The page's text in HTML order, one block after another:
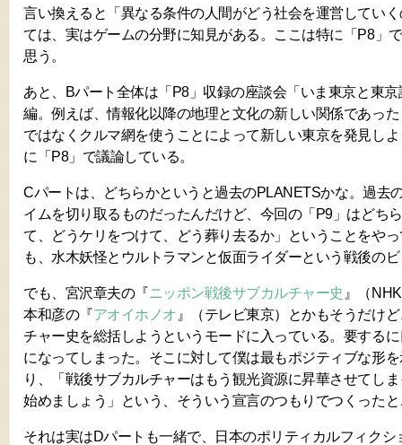
言い換えると「異なる条件の人間がどう社会を運営してい
ては、実はゲームの分野に知見がある。ここは特に「P8」
思う。
あと、Bパート全体は「P8」収録の座談会「いま東京と東
編。例えば、情報化以降の地理と文化の新しい関係であっ
ではなくクルマ網を使うことによって新しい東京を発見し
に「P8」で議論している。
Cパートは、どちらかというと過去のPLANETSかな。過去
イムを切り取るものだったんだけど、今回の「P9」はどち
て、どうケリをつけて、どう葬り去るか」ということをや
も、水木妖怪とウルトラマンと仮面ライダーという戦後の
でも、宮沢章夫の『ニッポン戦後サブカルチャー史 』（
本和彦の『アオイホノオ 』（テレビ東京）とかもそうだけ
チャー史を総括しようというモードに入っている。要する
になってしまった。そこに対して僕は最もポジティブな形
り、「戦後サブカルチャーはもう観光資源に昇華させてし
始めましょう」という、そういう宣言のつもりでつくった
それは実はDパートも一緒で、日本のポリティカルフィク